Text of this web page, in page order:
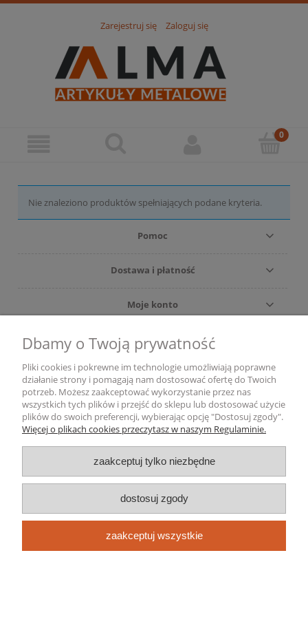
Zarejestruj się Zaloguj się
Nie znaleziono produktów spełniających podane kryteria.
Pomoc
Dostawa i płatność
Moje konto
Gwarancja i zwroty
Informacje o firmie
pokaż pełną wersję strony
Sklep internetowy Shoper.pl
Dbamy o Twoją prywatność
Pliki cookies i pokrewne im technologie umożliwiają poprawne
działanie strony i pomagają nam dostosować ofertę do Twoich
potrzeb. Możesz zaakceptować wykorzystanie przez nas
wszystkich tych plików i przejść do sklepu lub dostosować użycie
plików do swoich preferencji, wybierając opcję "Dostosuj zgody".
Więcej o plikach cookies przeczytasz w naszym Regulaminie.
zaakceptuj tylko niezbędne
dostosuj zgody
zaakceptuj wszystkie